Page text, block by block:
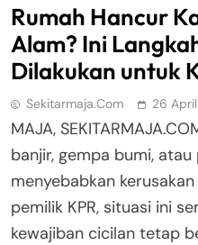
Rumah Hancur
Alam? Ini
Dilakukan untuk
Sekitarmaja.com 26
MAJA,
banjir, gempa bumi,
menyebabkan
pemilik KPR, situasi ini
kewajiban cicilan tetap